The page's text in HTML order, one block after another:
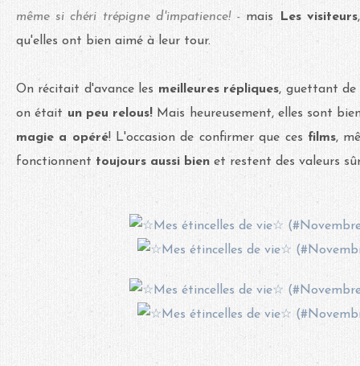
même si chéri trépigne d'impatience! - mais Les visiteurs
qu'elles ont bien aimé à leur tour.
On récitait d'avance les meilleures répliques, guettant de
on était un peu relous! Mais heureusement, elles sont
magie a opéré! L'occasion de confirmer que ces films,
fonctionnent toujours aussi bien et restent des valeurs